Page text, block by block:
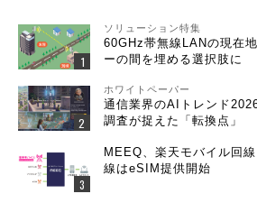
ソリューション特集
60GHz帯無線LANの現在
ーの間を埋める選択肢に
ホワイトペーパー
通信業界のAIトレンド
調査が捉えた「転換点」
MEEQ、楽天モバイル回
線はeSIM提供開始